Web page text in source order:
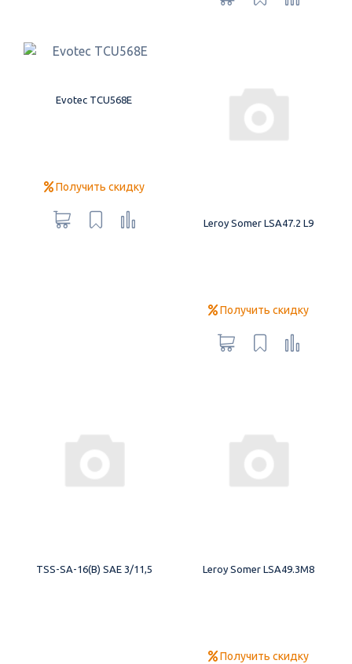
Evotec TCU568E
Получить скидку
Leroy Somer LSA47.2 L9
Получить скидку
TSS-SA-16(B) SAE 3/11,5 Leroy Somer LSA49.3M8
Получить скидку